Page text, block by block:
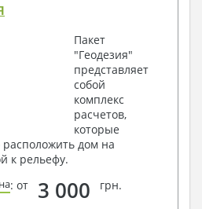
Пакет
"Геодезия"
представляет
собой
комплекс
расчетов,
которые
расположить дом на
к рельефу.
: от 3 000 грн.